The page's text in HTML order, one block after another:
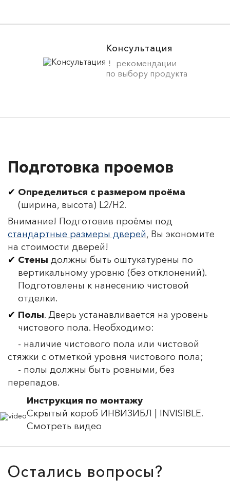
Консультация
рекомендации
по выбору продукта
Подготовка проемов
Определиться с размером проёма
(ширина, высота) L2/H2.
Внимание! Подготовив проёмы под
стандартные размеры дверей, Вы экономите
на стоимости дверей!
Стены должны быть оштукатурены по
вертикальному уровню (без отклонений).
Подготовлены к нанесению чистовой
отделки.
Полы. Дверь устанавливается на уровень
чистового пола. Необходимо:
- наличие чистового пола или чистовой
стяжки с отметкой уровня чистового пола;
- полы должны быть ровными, без
перепадов.
Инструкция по монтажу
Скрытый короб ИНВИЗИБЛ | INVISIBLE.
Смотреть видео
Остались вопросы?